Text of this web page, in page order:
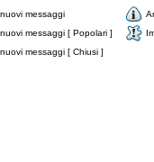
messaggi
messaggi [ Popolari ]
messaggi [ Chiusi ]